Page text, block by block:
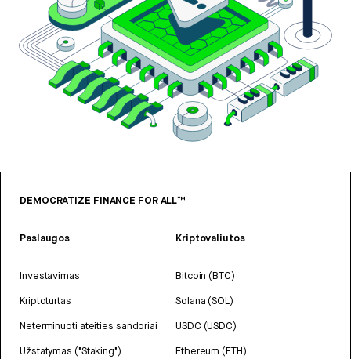
DEMOCRATIZE FINANCE FOR ALL™
Paslaugos
Investavimas
Kriptoturtas
Neterminuoti ateities sandoriai
Užstatymas ("Staking")
Kriptovaliutos
Bitcoin (BTC)
Solana (SOL)
USDC (USDC)
Ethereum (ETH)